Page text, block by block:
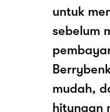
untuk
sebelum
mudah,
hitungan